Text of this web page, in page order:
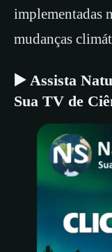
implementadas
mudanças
▶️ Assista
Sua TV de